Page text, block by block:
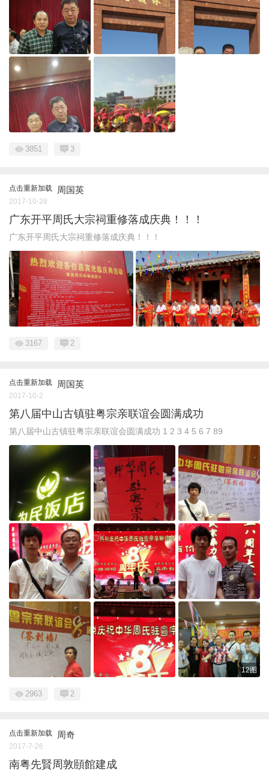
3851 3
点击重新加载 周国英
2017-10-28
广东开平周氏大宗祠重修落成庆典！！！
广东开平周氏大宗祠重修落成庆典！！！
3167 2
点击重新加载 周国英
2017-10-2
第八届中山古镇驻粤宗亲联谊会圆满成功
第八届中山古镇驻粤宗亲联谊会圆满成功 1 2 3 4 5 6 7 89
12图
2963 2
点击重新加载 周奇
2017-7-26
南粤先賢周敦頤館建成